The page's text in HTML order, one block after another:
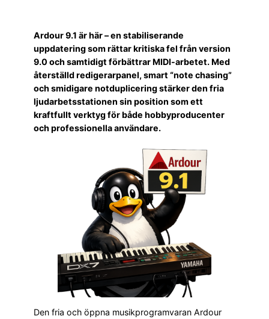
Ardour 9.1 är här – en stabiliserande
uppdatering som rättar kritiska fel från version
9.0 och samtidigt förbättrar MIDI-arbetet. Med
återställd redigerarpanel, smart “note chasing”
och smidigare notduplicering stärker den fria
ljudarbetsstationen sin position som ett
kraftfullt verktyg för både hobbyproducenter
och professionella användare.
Den fria och öppna musikprogramvaran Ardour